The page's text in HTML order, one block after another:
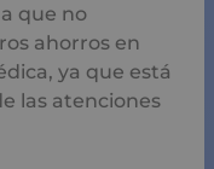
médica, ya que
las atenciones que
por el Sistema